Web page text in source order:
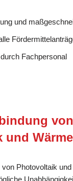
und
Fachpersonal
von
und
von Photovoltaik